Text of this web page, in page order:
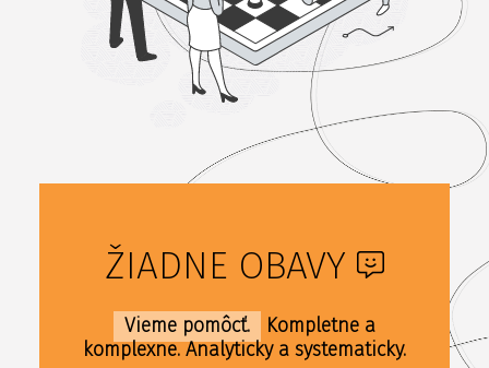
ŽIADNE OBAVY
Vieme pomôcť. Kompletne a
komplexne. Analyticky a systematicky.